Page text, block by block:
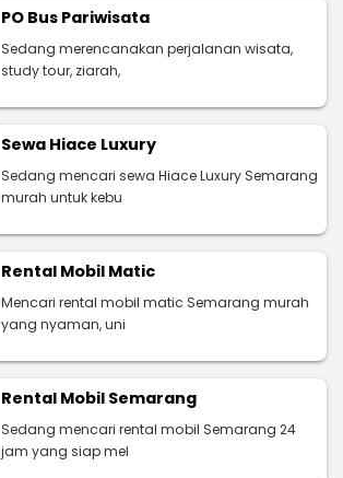
PO Bus Pariwisata
Sedang merencanakan perjalanan wisata,
study tour, ziarah,
Sewa Hiace Luxury
Sedang mencari sewa Hiace Luxury Semarang
murah untuk kebu
Rental Mobil Matic
Mencari rental mobil matic Semarang murah
yang nyaman, uni
Rental Mobil Semarang
Sedang mencari rental mobil Semarang 24
jam yang siap mel